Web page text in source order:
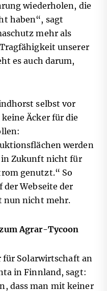
wiederholen, die
haben“, sagt
mehr als
unserer
es auch darum,
selbst vor
Äcker für die
:
werden
in Zukunft nicht für
genutzt.“ So
der Webseite der
nun nicht mehr.
Agrar-Tycoon
für Solarwirtschaft an
in Finnland, sagt:
dass man mit keiner